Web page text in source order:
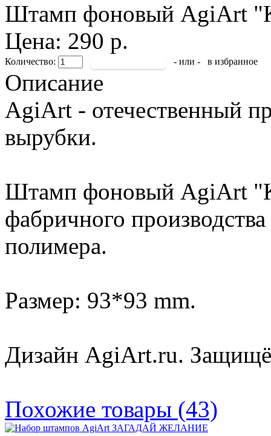
Штамп фоновый AgiArt
Цена: 290 р.
Количество: - или - в избранное
Описание
AgiArt - отечественный
вырубки.
Штамп фоновый AgiArt
фабричного
полимера.
Размер: 93*93 mm.
Дизайн AgiArt.ru.
Похожие товары (43)